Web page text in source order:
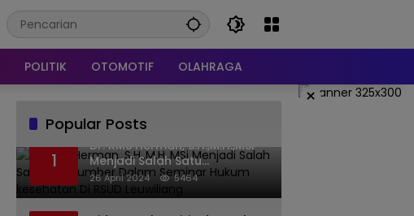
POLITIK OTOMOTIF OLAHRAGA
×
Popular Posts
1
Dr. KMS Herman, S.H.,M.H.,MSi
Menjadi Salah Satu
Narasumber Dalam Seminar
Hukum kesehatan Di RSUD
26 April 2024 5464